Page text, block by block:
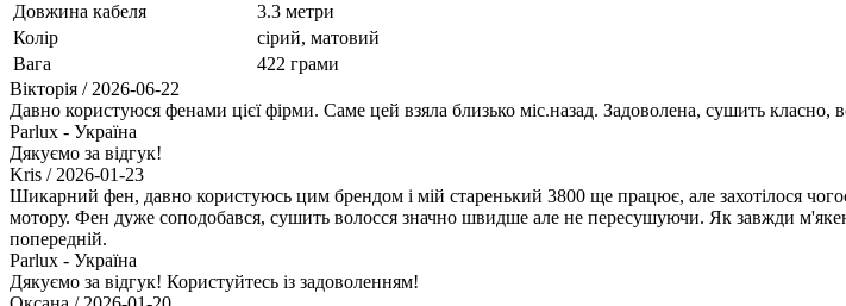
Довжина кабеля
3.3 метри
Колір
сірий, матовий
Вага
422 грами
Вікторія / 2026-06-22
Давно користуюся фенами цієї фірми. Саме цей взяла близько міс.назад. Задоволена, сушить
Parlux - Україна
Дякуємо за відгук!
Kris / 2026-01-23
Шикарний фен, давно користуюсь цим брендом і мій старенький 3800 ще працює, але захотілося
мотору. Фен дуже соподобався, сушить волосся значно швидше але не пересушуючи. Як завжди
попередній.
Parlux - Україна
Дякуємо за відгук! Користуйтесь із задоволенням!